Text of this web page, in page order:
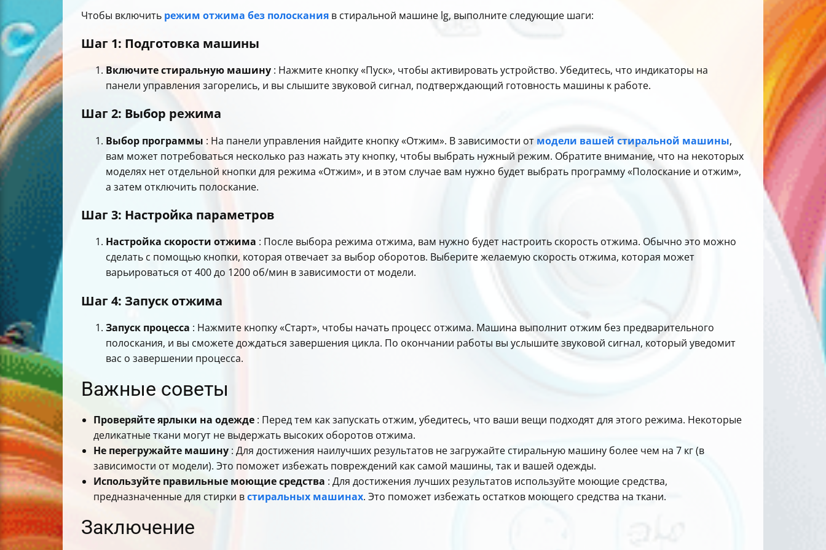
Чтобы включить режим отжима без полоскания в стиральной машине lg, выполните следующие шаги:
Шаг 1: Подготовка машины
Включите стиральную машину : Нажмите кнопку «Пуск», чтобы активировать устройство. Убедитесь, что индикаторы на
панели управления загорелись, и вы слышите звуковой сигнал, подтверждающий готовность машины к работе.
Шаг 2: Выбор режима
Выбор программы : На панели управления найдите кнопку «Отжим». В зависимости от модели вашей стиральной машины,
вам может потребоваться несколько раз нажать эту кнопку, чтобы выбрать нужный режим. Обратите внимание, что на некоторых
моделях нет отдельной кнопки для режима «Отжим», и в этом случае вам нужно будет выбрать программу «Полоскание и отжим»,
а затем отключить полоскание.
Шаг 3: Настройка параметров
Настройка скорости отжима : После выбора режима отжима, вам нужно будет настроить скорость отжима. Обычно это можно
сделать с помощью кнопки, которая отвечает за выбор оборотов. Выберите желаемую скорость отжима, которая может
варьироваться от 400 до 1200 об/мин в зависимости от модели.
Шаг 4: Запуск отжима
Запуск процесса : Нажмите кнопку «Старт», чтобы начать процесс отжима. Машина выполнит отжим без предварительного
полоскания, и вы сможете дождаться завершения цикла. По окончании работы вы услышите звуковой сигнал, который уведомит
вас о завершении процесса.
Важные советы
Проверяйте ярлыки на одежде : Перед тем как запускать отжим, убедитесь, что ваши вещи подходят для этого режима. Некоторые
деликатные ткани могут не выдержать высоких оборотов отжима.
Не перегружайте машину : Для достижения наилучших результатов не загружайте стиральную машину более чем на 7 кг (в
зависимости от модели). Это поможет избежать повреждений как самой машины, так и вашей одежды.
Используйте правильные моющие средства : Для достижения лучших результатов используйте моющие средства,
предназначенные для стирки встиральных машинах. Это поможет избежать остатков моющего средства на ткани.
Заключение